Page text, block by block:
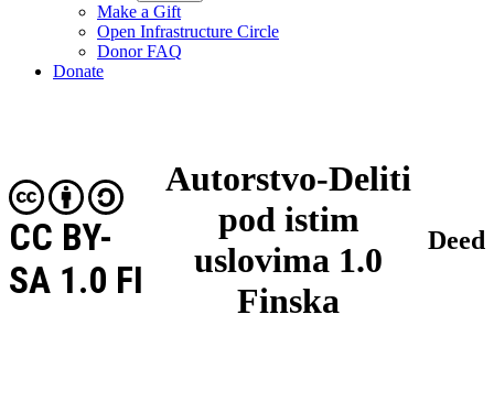
Make a Gift
Open Infrastructure Circle
Donor FAQ
Donate
Autorstvo-Deliti
pod istim
uslovima 1.0
Finska
CC BY-
SA 1.0 FI
Deed